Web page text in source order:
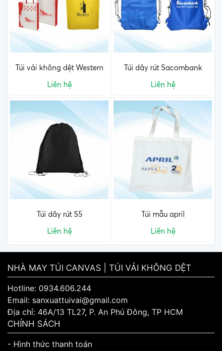
Túi vải không dệt Western
Liên hệ
Túi dây rút Sacombank
Liên hệ
Túi dây rút S5
Liên hệ
Túi mẫu april
Liên hệ
NHÀ MAY TÚI CANVAS | TÚI VẢI KHÔNG DỆT
Hotline: 0934.606.244
Email: sanxuattuivai@gmail.com
Địa chỉ: 46A/13 TL27, P. An Phú Đông, TP HCM
CHÍNH SÁCH
- Hình thức thanh toán